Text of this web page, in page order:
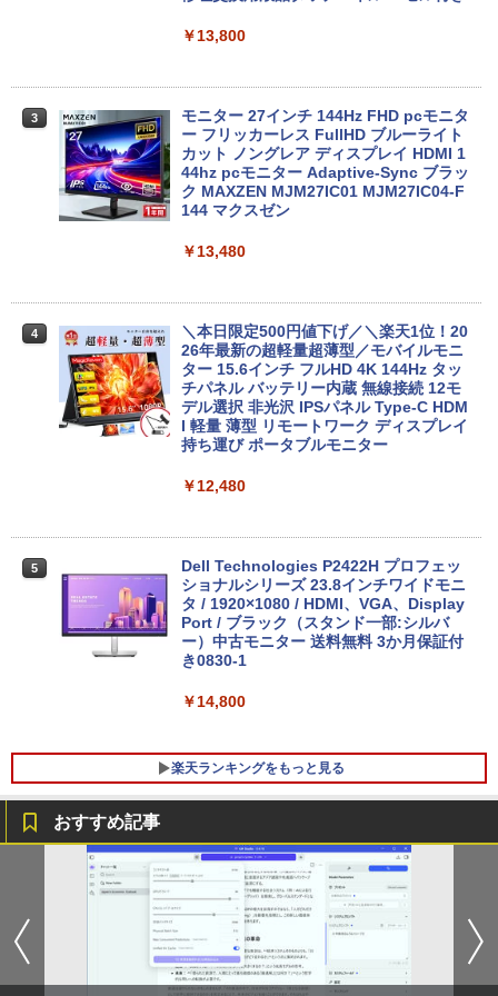
るーとゅーす コードレス ENCノイズキャン
セリング 自動ペアリング Type-C充電 マイク
付き 防水 タッチ式音量調整 スポーツ/通勤/通
学/WEB会議(ホワイト)
￥1,964
￥2,980
BUGS LIFE
art Basic)
￥1,625
コカ・コーラ やかんの麦茶 from 爽健美茶 ラ
￥572
スーパーの裏でヤニ吸うふたり 9巻 (デジタル
版ビッグガンガンコミックス)
￥810
Bluetooth HDMI カメラ Wi-Fi 15.6イン
￥33,800
【★最大100%ポイント】【Office 2024
H&B】【タッチパネル×360°回転】富士
通 LIFEBOOK U9310/第10世代 Core i5/
12GB/1TB/Wi-fi/Bluetooth/13.3型/FHD/
￥35,800
13.3インチ 良品 Lenovo ThinkPad X13
Gen2 Type-20XJ フルHD / Windows11/
高性能 AMD Ryzen 5-5650u/ 16GB/ 爆
Fi6/ Office付き/ Win11【中古ノートパソ
￥34,990
【中古】【極軽極薄】東芝 dynabook G
83 13.3型FHD(1920x1080)液晶 第11世
ラ内蔵 / USB Type-C / HDMI / 無線LAN
￥38,500
【正規永久版Office付き】NiPoGi ミニp
c Intel N5030 最大3.1Hz mini pc Windo
ws11 Pro 12GB+256GB SSD (4TB拡大
可能) 4K 静音 高速熱放散 小型超軽量ミ
ニパソコン豊富なインターフェース USB
2 省電力 小型パソコン
【ポイント10倍】美品 HP 400 G6 SF 9
世代 Core i5 9500 メモリ8GB 16GB 32
GB 新品M.2SSD256GB 512GB office付
き デスクトップパソコン 中古パソコン P
C Windows11 pro Win11 3画面 PC 800
搭載 選択可 8世代 10世代 DELL 1311a
【中古】富士通 ESPRIMO D588 整備済
み品 第9世代 Intel Core i3-9100 / Core i
5-9500 デスクトップPC メモリ8GB M.2
SSD256GB DVD Office2021 Windows1
￥13,800
3
モニター 27インチ 144Hz FHD pcモニタ
ー フリッカーレス FullHD ブルーライト
カット ノングレア ディスプレイ HDMI 1
44hz pcモニター Adaptive-Sync ブラッ
ク MAXZEN MJM27IC01 MJM27IC04-F
144 マクスゼン
￥13,480
4
＼本日限定500円値下げ／＼楽天1位！20
26年最新の超軽量超薄型／モバイルモニ
ター 15.6インチ フルHD 4K 144Hz タッ
チパネル バッテリー内蔵 無線接続 12モ
デル選択 非光沢 IPSパネル Type-C HDM
I 軽量 薄型 リモートワーク ディスプレイ
持ち運び ポータブルモニター
￥12,480
5
Dell Technologies P2422H プロフェッ
ショナルシリーズ 23.8インチワイドモニ
タ / 1920×1080 / HDMI、VGA、Display
Port / ブラック（スタンド一部:シルバ
ー）中古モニター 送料無料 3か月保証付
き0830-1
￥14,800
楽天ランキングをもっと見る
角川まんが学習シリーズ 世界の歴史
全20巻定番セット [ 羽田 正 ]
￥24,200
おすすめ記事